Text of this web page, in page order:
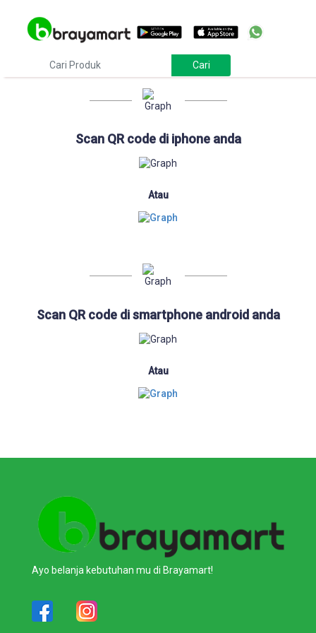
Download
Scan QR code di iphone anda
Atau
Scan QR code di smartphone android anda
Atau
Ayo belanja kebutuhan mu di Brayamart!